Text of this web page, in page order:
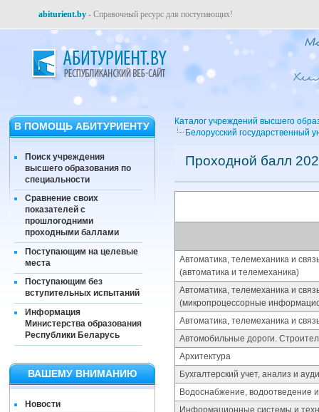
abiturient.by - Справочный ресурс для поступающих!
В ПОМОЩЬ АБИТУРИЕНТУ
Поиск учреждения
высшего образования по
специальности
Сравнение своих
показателей с
прошлогодними
проходными баллами
Поступающим на целевые
места
Поступающим без
вступительных испытаний
Информация
Министерства образования
Республики Беларусь
ВАШЕМУ ВНИМАНИЮ
Новости
Каталог учреждений высшего
Белорусский государственный
Проходной балл
Автоматика, телемеханика и
(автоматика и телемеханика)
Автоматика, телемеханика и
(микропроцессорные
Автоматика, телемеханика и
Автомобильные дороги.
Архитектура
Бухгалтерский учет, анализ и
Водоснабжение, водоотведение
Информационные системы и